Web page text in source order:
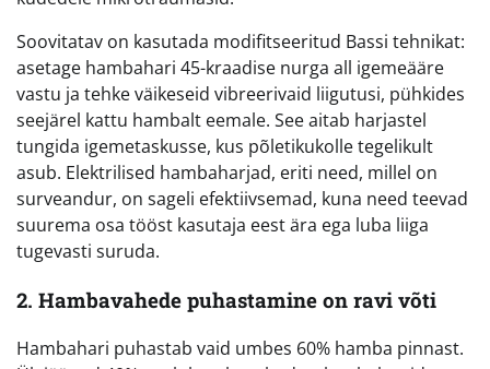
Soovitatav on kasutada modifitseeritud Bassi tehnikat:
asetage hambahari 45-kraadise nurga all igemeääre
vastu ja tehke väikeseid vibreerivaid liigutusi, pühkides
seejärel kattu hambalt eemale. See aitab harjastel
tungida igemetaskusse, kus põletikukolle tegelikult
asub. Elektrilised hambaharjad, eriti need, millel on
surveandur, on sageli efektiivsemad, kuna need teevad
suurema osa tööst kasutaja eest ära ega luba liiga
tugevasti suruda.
2. Hambavahede puhastamine on ravi võti
Hambahari puhastab vaid umbes 60% hamba pinnast.